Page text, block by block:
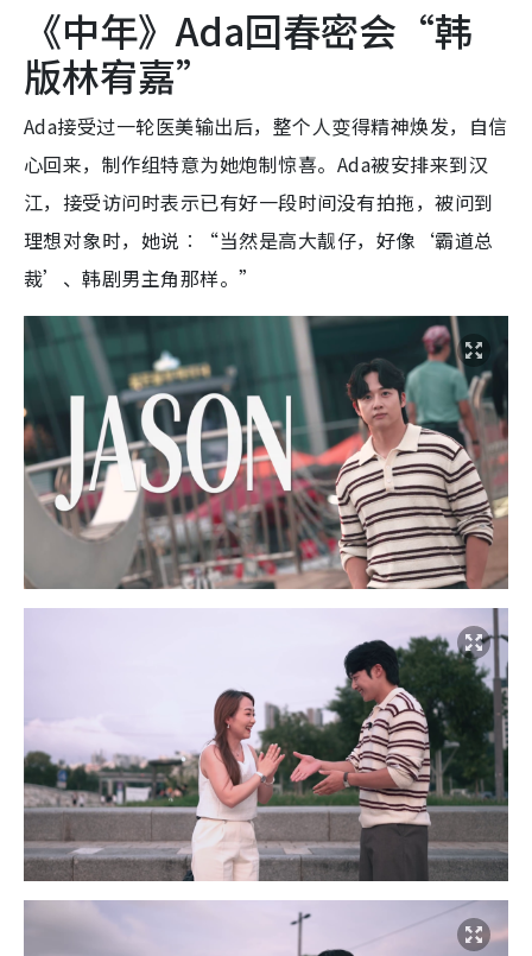
《中年》Ada回春密会“韩
版林宥嘉”
Ada接受过一轮医美输出后，整个人变得精神焕发，自信
心回来，制作组特意为她炮制惊喜。Ada被安排来到汉
江，接受访问时表示已有好一段时间没有拍拖，被问到
理想对象时，她说︰“当然是高大靓仔，好像‘霸道总
裁’、韩剧男主角那样。”